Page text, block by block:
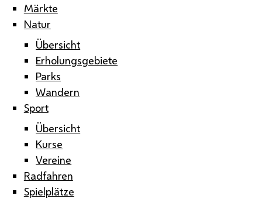
Märkte
Natur
Übersicht
Erholungsgebiete
Parks
Wandern
Sport
Übersicht
Kurse
Vereine
Radfahren
Spielplätze